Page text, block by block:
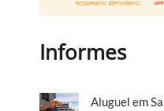
Informes
Aluguel em